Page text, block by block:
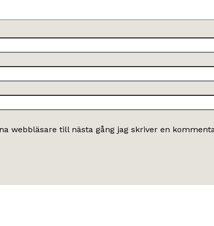
webbläsare till nästa gång jag skriver en